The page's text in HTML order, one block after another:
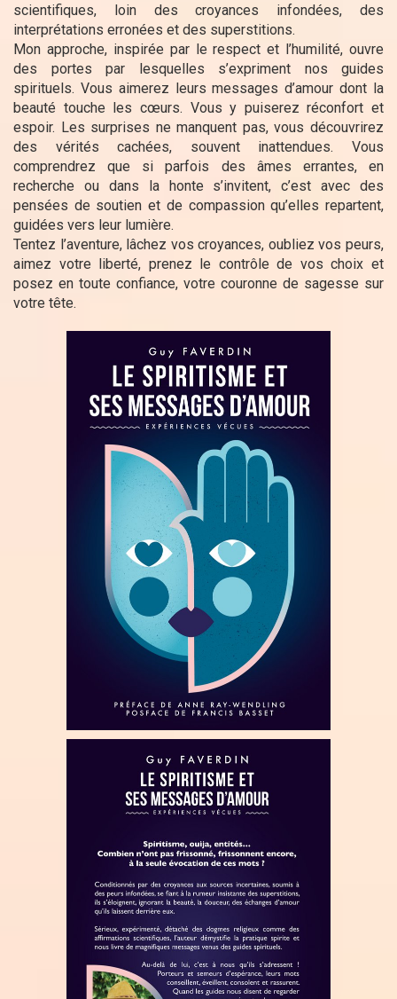
scientifiques, loin des croyances infondées, des
interprétations erronées et des superstitions.
Mon approche, inspirée par le respect et l’humilité, ouvre
des portes par lesquelles s’expriment nos guides
spirituels. Vous aimerez leurs messages d’amour dont la
beauté touche les cœurs. Vous y puiserez réconfort et
espoir. Les surprises ne manquent pas, vous découvrirez
des vérités cachées, souvent inattendues. Vous
comprendrez que si parfois des âmes errantes, en
recherche ou dans la honte s’invitent, c’est avec des
pensées de soutien et de compassion qu’elles repartent,
guidées vers leur lumière.
Tentez l’aventure, lâchez vos croyances, oubliez vos peurs,
aimez votre liberté, prenez le contrôle de vos choix et
posez en toute confiance, votre couronne de sagesse sur
votre tête.